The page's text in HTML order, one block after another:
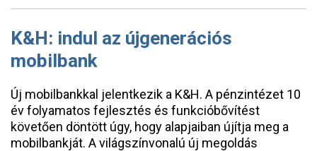
K&H: indul az újgenerációs
mobilbank
Új mobilbankkal jelentkezik a K&H. A pénzintézet 10
év folyamatos fejlesztés és funkcióbővítést
követően döntött úgy, hogy alapjaiban újítja meg a
mobilbankját. A világszínvonalú új megoldás